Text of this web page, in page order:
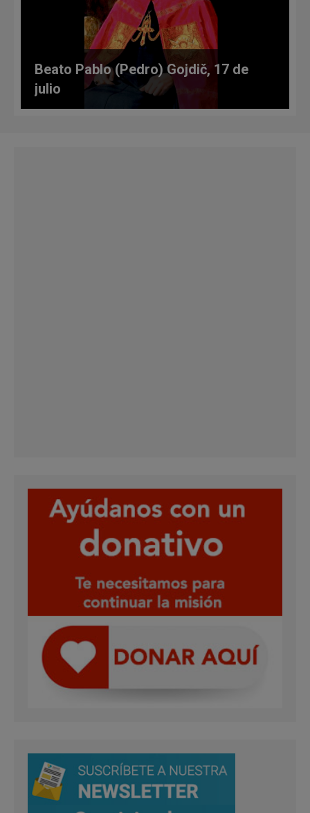
Beato Pablo (Pedro) Gojdič, 17 de
julio